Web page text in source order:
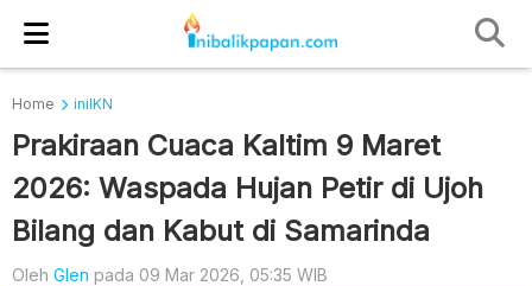
Home iniIKN
Prakiraan Cuaca Kaltim 9 Maret
2026: Waspada Hujan Petir di Ujoh
Bilang dan Kabut di Samarinda
Oleh Glen pada 09 Mar 2026, 05:35 WIB